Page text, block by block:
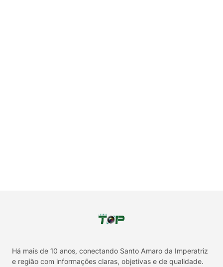
Há mais de 10 anos, conectando Santo Amaro da Imperatriz
e região com informações claras, objetivas e de qualidade.